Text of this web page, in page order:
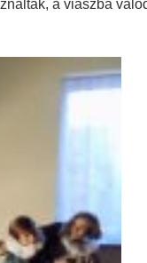
a viaszba